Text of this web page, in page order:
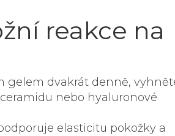
reakce na
gelem dvakrát denně,
nebo hyaluronové
elasticitu pokožky a